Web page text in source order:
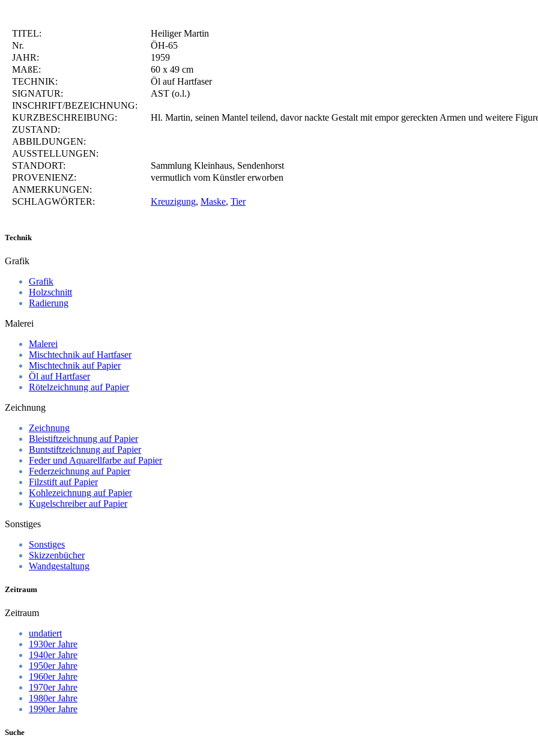
TITEL:
Heiliger Martin
Nr.
ÖH-65
JAHR:
1959
MAßE:
60 x 49 cm
TECHNIK:
Öl auf Hartfaser
SIGNATUR:
AST (o.l.)
INSCHRIFT/BEZEICHNUNG:
KURZBESCHREIBUNG:
Hl. Martin, seinen Mantel teilend, davor nackte Gestalt mit empor gereckten Armen und weitere
ZUSTAND:
ABBILDUNGEN:
AUSSTELLUNGEN:
STANDORT:
Sammlung Kleinhaus, Sendenhorst
PROVENIENZ:
vermutlich vom Künstler erworben
ANMERKUNGEN:
SCHLAGWÖRTER:
Kreuzigung, Maske, Tier
Technik
Grafik
Grafik
Holzschnitt
Radierung
Malerei
Malerei
Mischtechnik auf Hartfaser
Mischtechnik auf Papier
Öl auf Hartfaser
Rötelzeichnung auf Papier
Zeichnung
Zeichnung
Bleistiftzeichnung auf Papier
Buntstiftzeichnung auf Papier
Feder und Aquarellfarbe auf Papier
Federzeichnung auf Papier
Filzstift auf Papier
Kohlezeichnung auf Papier
Kugelschreiber auf Papier
Sonstiges
Sonstiges
Skizzenbücher
Wandgestaltung
Zeitraum
Zeitraum
undatiert
1930er Jahre
1940er Jahre
1950er Jahre
1960er Jahre
1970er Jahre
1980er Jahre
1990er Jahre
Suche